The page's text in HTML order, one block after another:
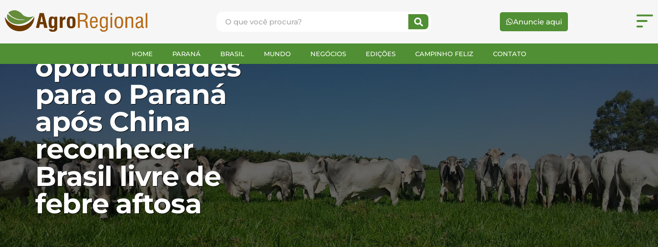
Anuncie aqui
HOME PARANÁ BRASIL MUNDO NEGÓCIOS EDIÇÕES CAMPINHO FELIZ CONTATO
Sistema FAEP
prevê novas
oportunidades
para o Paraná
após China
reconhecer
Brasil livre de
febre aftosa